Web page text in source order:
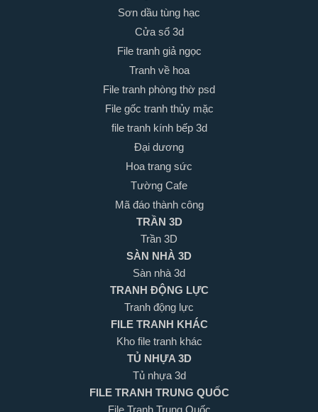
Sơn dầu tùng hạc
Cửa sổ 3d
File tranh giả ngọc
Tranh về hoa
File tranh phòng thờ psd
File gốc tranh thủy mặc
file tranh kính bếp 3d
Đại dương
Hoa trang sức
Tường Cafe
Mã đáo thành công
TRẦN 3D
Trần 3D
SÀN NHÀ 3D
Sàn nhà 3d
TRANH ĐỘNG LỰC
Tranh động lực
FILE TRANH KHÁC
Kho file tranh khác
TỦ NHỰA 3D
Tủ nhựa 3d
FILE TRANH TRUNG QUỐC
File Tranh Trung Quốc